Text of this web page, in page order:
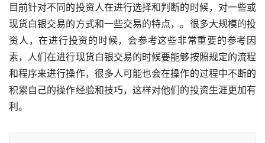
目前针对不同的投资人在进行选择和判断的时候，对一些或
现货白银交易的方式和一些交易的特点，。很多大规模的投
资人，在进行投资的时候，会参考这些非常重要的参考因
素，人们在进行现货白银交易的时候要能够按照规定的流程
和程序来进行操作，很多人可能也会在操作的过程中不断的
积累自己的操作经验和技巧，这样对他们的投资生涯更加有
利。